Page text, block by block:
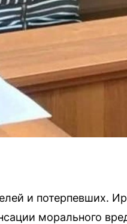
и потерпевших.
морального